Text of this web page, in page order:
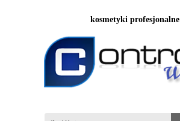
kosmetyki profesjonalne